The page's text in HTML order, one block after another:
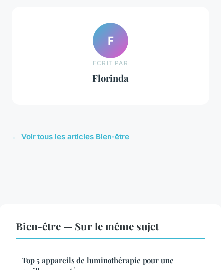
F
ECRIT PAR
Florinda
← Voir tous les articles Bien-être
Bien-être — Sur le même sujet
Top 5 appareils de luminothérapie pour une